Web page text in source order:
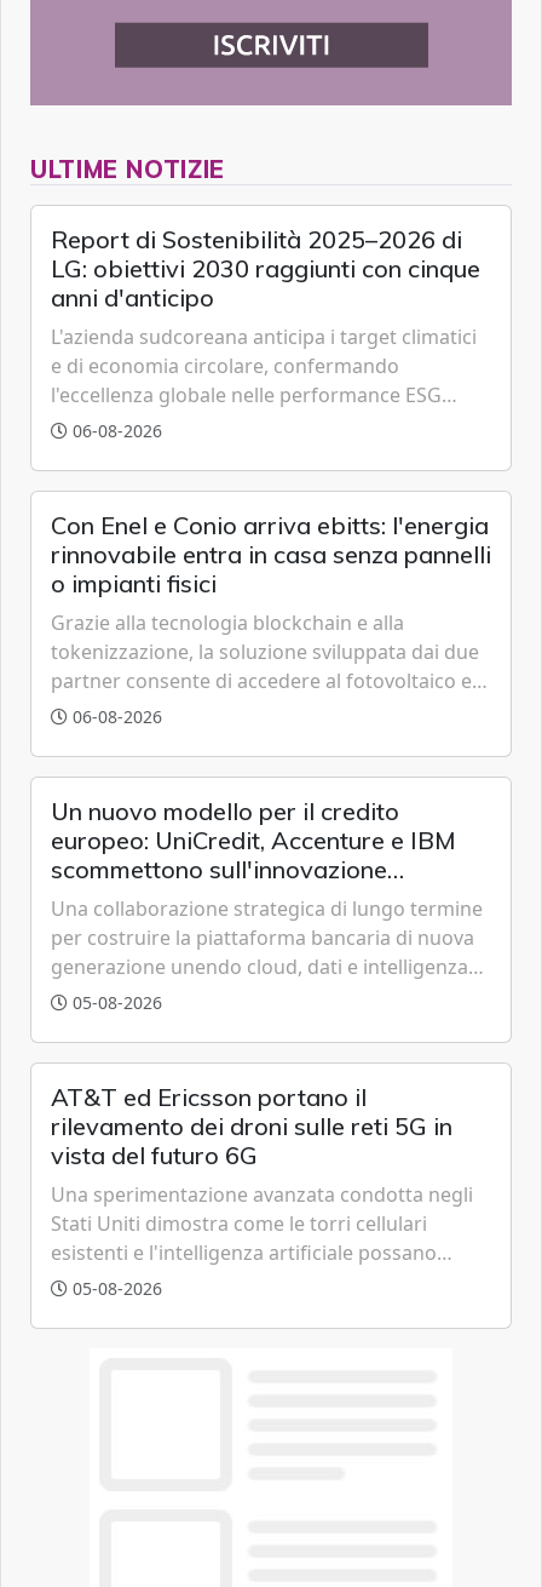
ULTIME NOTIZIE
Report di Sostenibilità 2025–2026 di
LG: obiettivi 2030 raggiunti con cinque
anni d'anticipo
L'azienda sudcoreana anticipa i target climatici
e di economia circolare, confermando
l'eccellenza globale nelle performance ESG
grazie a innovazione, accessibilità e governance
06-08-2026
Con Enel e Conio arriva ebitts: l'energia
rinnovabile entra in casa senza pannelli
o impianti fisici
Grazie alla tecnologia blockchain e alla
tokenizzazione, la soluzione sviluppata dai due
partner consente di accedere al fotovoltaico e
all'eolico ottenendo risparmi diretti in bolletta,
06-08-2026
Un nuovo modello per il credito
europeo: UniCredit, Accenture e IBM
scommettono sull'innovazione
tecnologica
Una collaborazione strategica di lungo termine
per costruire la piattaforma bancaria di nuova
generazione unendo cloud, dati e intelligenza
artificiale.
05-08-2026
AT&T ed Ericsson portano il
rilevamento dei droni sulle reti 5G in
vista del futuro 6G
Una sperimentazione avanzata condotta negli
Stati Uniti dimostra come le torri cellulari
esistenti e l'intelligenza artificiale possano
tracciare velivoli a bassa quota in tempo reale,
05-08-2026